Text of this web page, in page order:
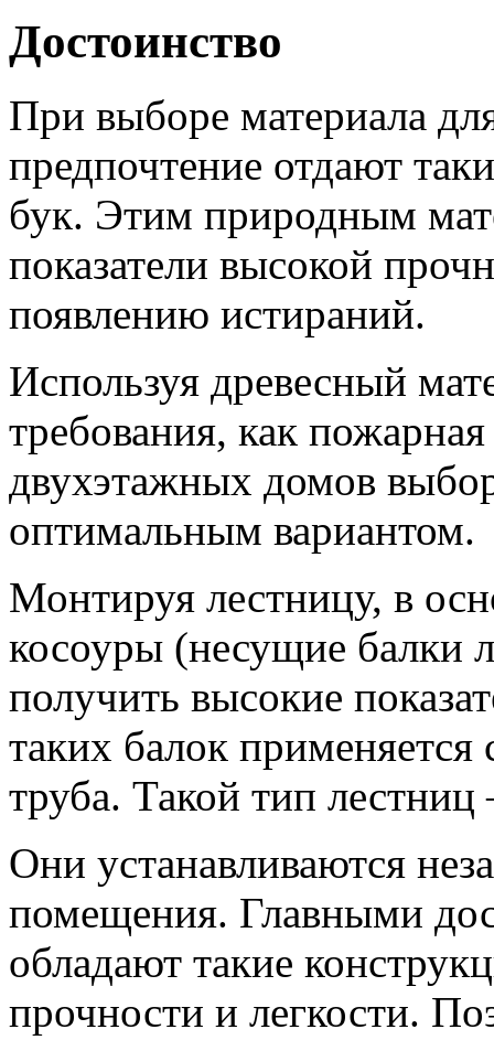
Достоинство
При выборе материала
предпочтение отдают
бук. Этим природным
показатели высокой
появлению истираний.
Используя древесный
требования, как
двухэтажных домов
оптимальным вариантом.
Монтируя лестницу, в
косоуры (несущие балки
получить высокие
таких балок
труба. Такой тип
Они устанавливаются
помещения. Главными
обладают такие
прочности и легкости.